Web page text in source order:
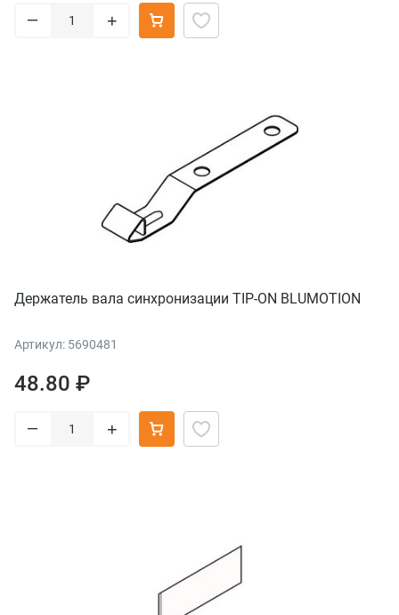
– +
Держатель вала синхронизации TIP-ON BLUMOTION
Артикул: 5690481
48.80 ₽
– +